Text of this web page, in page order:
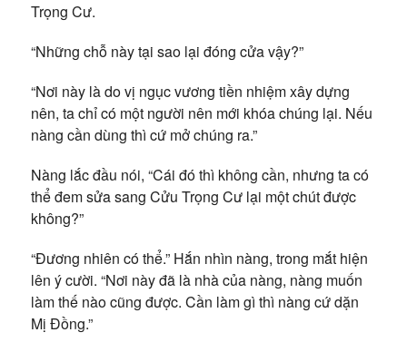
Trọng Cư.
“Những chỗ này tại sao lại đóng cửa vậy?”
“Nơi này là do vị ngục vương tiền nhiệm xây dựng
nên, ta chỉ có một người nên mới khóa chúng lại. Nếu
nàng cần dùng thì cứ mở chúng ra.”
Nàng lắc đầu nói, “Cái đó thì không cần, nhưng ta có
thể đem sửa sang Cửu Trọng Cư lại một chút được
không?”
“Đương nhiên có thể.” Hắn nhìn nàng, trong mắt hiện
lên ý cười. “Nơi này đã là nhà của nàng, nàng muốn
làm thế nào cũng được. Cần làm gì thì nàng cứ dặn
Mị Đồng.”